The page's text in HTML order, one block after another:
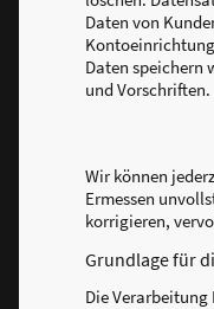
Daten von
Daten speichern
und Vorschriften.
Wir können
Ermessen
korrigieren,
Grundlage für
Die Verarbeitung